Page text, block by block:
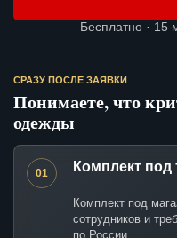
Бесплатно · 15
СРАЗУ ПОСЛЕ ЗАЯВКИ
Понимаете, что
одежды
01 Комплект под
Комплект под
сотрудников и
по России.